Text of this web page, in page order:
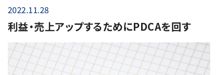
2022.11.28
利益・売上アップするためにPDCAを回す